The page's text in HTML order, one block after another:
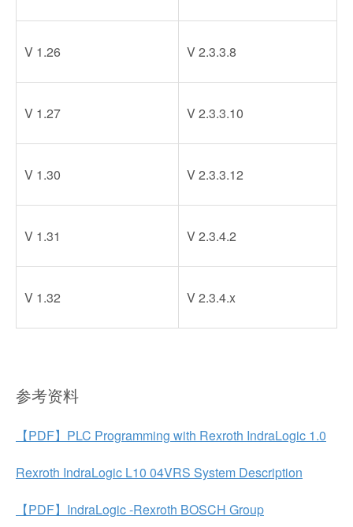
V 1.26 V 2.3.3.8
V 1.27 V 2.3.3.10
V 1.30 V 2.3.3.12
V 1.31 V 2.3.4.2
V 1.32 V 2.3.4.x
参考资料
【PDF】PLC Programming with Rexroth IndraLogic 1.0
Rexroth IndraLogic L10 04VRS System Description
【PDF】IndraLogic -Rexroth BOSCH Group